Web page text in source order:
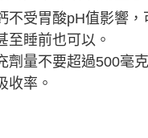
不受胃酸pH值影響，
至睡前也可以。
劑量不要超過500毫
收率。